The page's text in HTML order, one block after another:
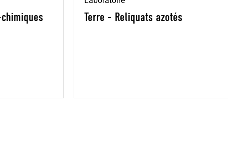
Terre - Reliquats azotés